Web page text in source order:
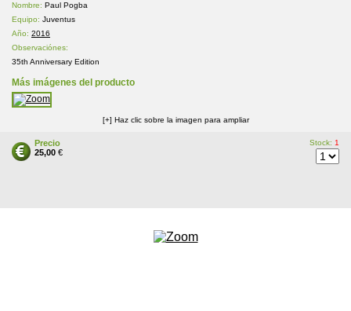
Nombre: Paul Pogba
Equipo: Juventus
Año: 2016
Observaciónes:
35th Anniversary Edition
Más imágenes del producto
[+] Haz clic sobre la imagen para ampliar
Precio
25,00 €
Stock: 1